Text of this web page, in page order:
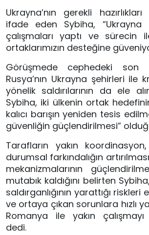
Ukrayna’nın gerekli hazırlıkları
ifade eden Sybiha, “Ukrayna
çalışmaları yaptı ve sürecin
ortaklarımızın desteğine
Görüşmede cephedeki son
Rusya’nın Ukrayna şehirleri ile
yönelik saldırılarının da ele
Sybiha, iki ülkenin ortak
kalıcı barışın yeniden tesis
güvenliğin güçlendirilmesi”
Tarafların yakın
durumsal farkındalığın
mekanizmalarının
mutabık kaldığını belirten
saldırganlığının yarattığı
ve ortaya çıkan sorunlara hızlı
Romanya ile yakın çalışmayı
dedi.